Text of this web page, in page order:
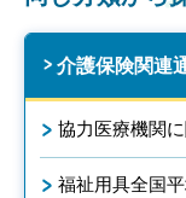
介護保険関連
協力医療機関
福祉用具全国